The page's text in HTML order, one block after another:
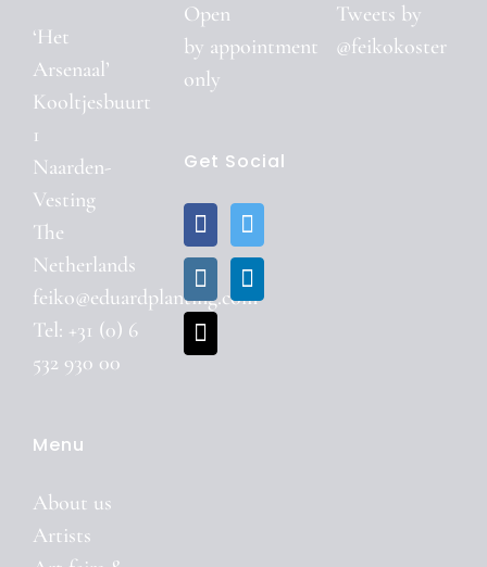
‘Het
Arsenaal’
Kooltjesbuurt
1
Naarden-
Vesting
The
Netherlands
feiko@eduardplanting.com
Tel: +31 (0) 6
532 930 00
Menu
About us
Artists
Open
by appointment
only
Get Social
Tweets by
@feikokoster